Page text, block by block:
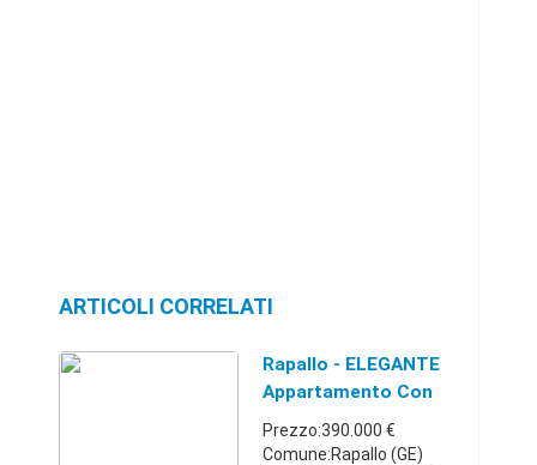
ARTICOLI CORRELATI
Rapallo - ELEGANTE
Appartamento Con
Giardino - TER
Prezzo:390.000 €
Comune:Rapallo (GE)